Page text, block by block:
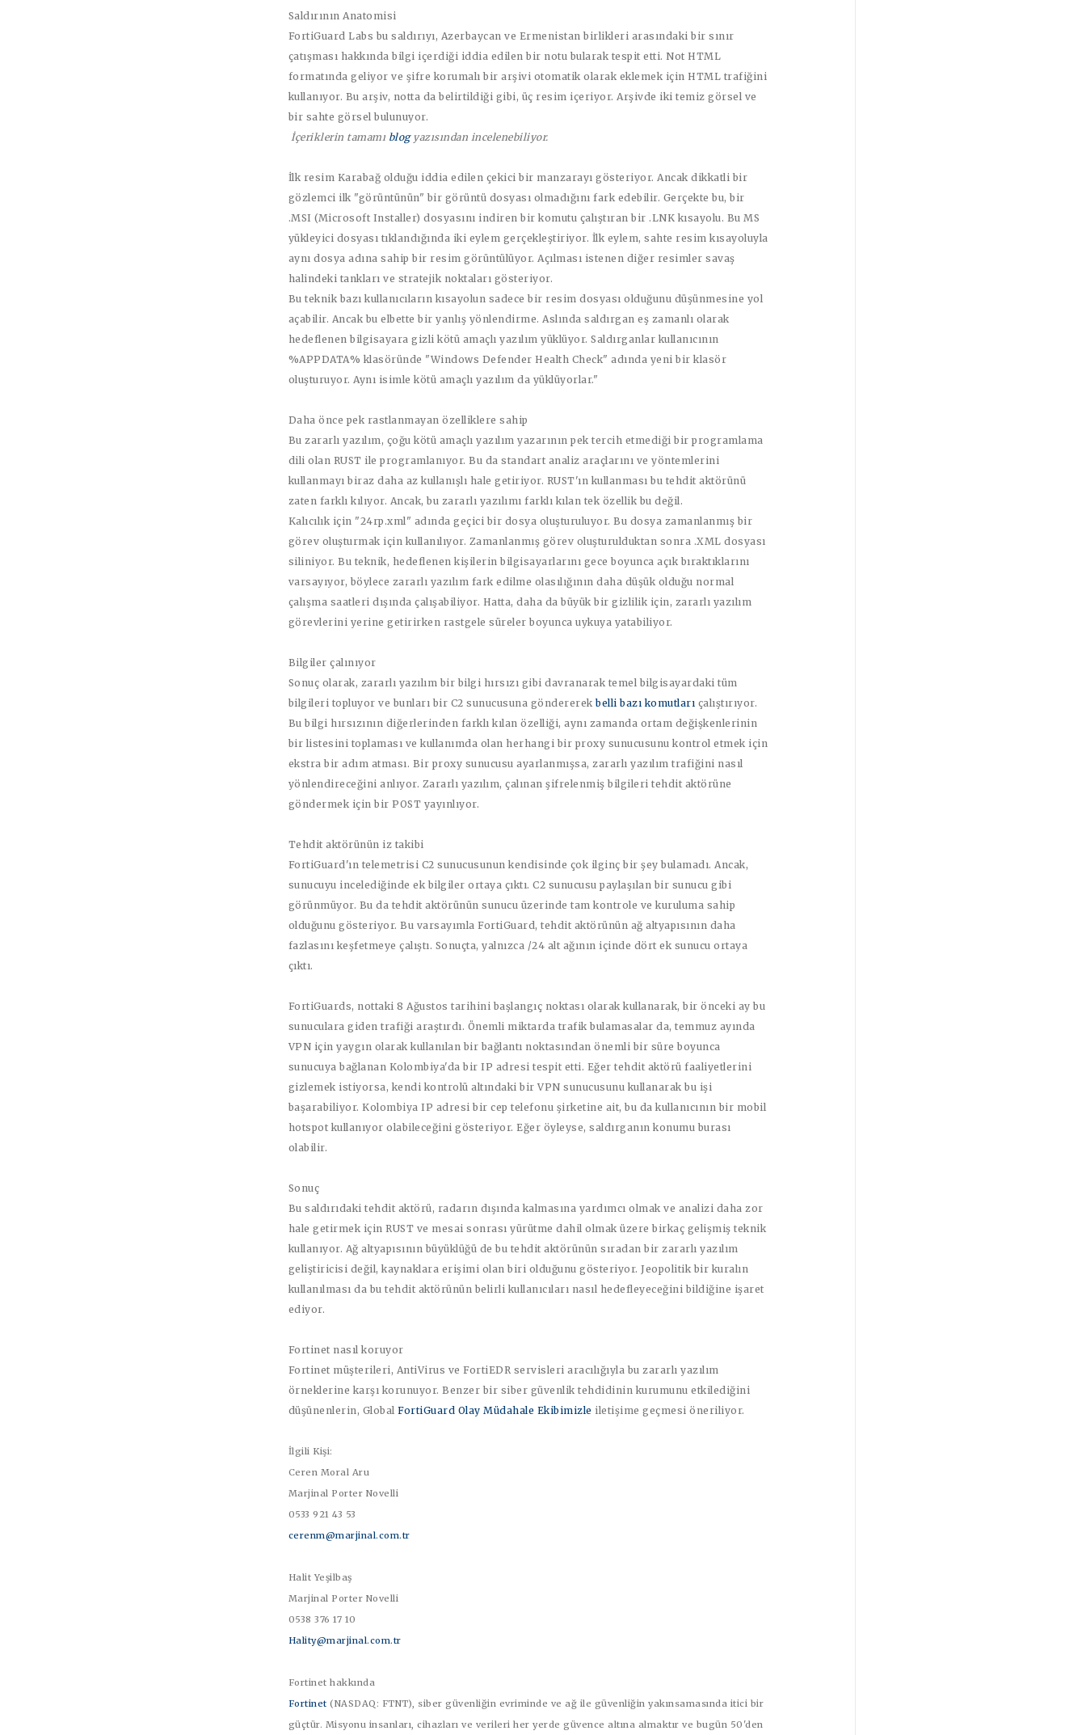
Saldırının Anatomisi
FortiGuard Labs bu saldırıyı, Azerbaycan ve Ermenistan birlikleri arasındaki bir sınır
çatışması hakkında bilgi içerdiği iddia edilen bir notu bularak tespit etti. Not HTML
formatında geliyor ve şifre korumalı bir arşivi otomatik olarak eklemek için HTML trafiğini
kullanıyor. Bu arşiv, notta da belirtildiği gibi, üç resim içeriyor. Arşivde iki temiz görsel ve
bir sahte görsel bulunuyor.
İçeriklerin tamamı blogyazısından incelenebiliyor.
İlk resim Karabağ olduğu iddia edilen çekici bir manzarayı gösteriyor. Ancak dikkatli bir
gözlemci ilk "görüntünün" bir görüntü dosyası olmadığını fark edebilir. Gerçekte bu, bir
.MSI (Microsoft Installer) dosyasını indiren bir komutu çalıştıran bir .LNK kısayolu. Bu MS
yükleyici dosyası tıklandığında iki eylem gerçekleştiriyor. İlk eylem, sahte resim kısayoluyla
aynı dosya adına sahip bir resim görüntülüyor. Açılması istenen diğer resimler savaş
halindeki tankları ve stratejik noktaları gösteriyor.
Bu teknik bazı kullanıcıların kısayolun sadece bir resim dosyası olduğunu düşünmesine yol
açabilir. Ancak bu elbette bir yanlış yönlendirme. Aslında saldırgan eş zamanlı olarak
hedeflenen bilgisayara gizli kötü amaçlı yazılım yüklüyor. Saldırganlar kullanıcının
%APPDATA% klasöründe "Windows Defender Health Check" adında yeni bir klasör
oluşturuyor. Aynı isimle kötü amaçlı yazılım da yüklüyorlar."
Daha önce pek rastlanmayan özelliklere sahip
Bu zararlı yazılım, çoğu kötü amaçlı yazılım yazarının pek tercih etmediği bir programlama
dili olan RUST ile programlanıyor. Bu da standart analiz araçlarını ve yöntemlerini
kullanmayı biraz daha az kullanışlı hale getiriyor. RUST'ın kullanması bu tehdit aktörünü
zaten farklı kılıyor. Ancak, bu zararlı yazılımı farklı kılan tek özellik bu değil.
Kalıcılık için "24rp.xml" adında geçici bir dosya oluşturuluyor. Bu dosya zamanlanmış bir
görev oluşturmak için kullanılıyor. Zamanlanmış görev oluşturulduktan sonra .XML dosyası
siliniyor. Bu teknik, hedeflenen kişilerin bilgisayarlarını gece boyunca açık bıraktıklarını
varsayıyor, böylece zararlı yazılım fark edilme olasılığının daha düşük olduğu normal
çalışma saatleri dışında çalışabiliyor. Hatta, daha da büyük bir gizlilik için, zararlı yazılım
görevlerini yerine getirirken rastgele süreler boyunca uykuya yatabiliyor.
Bilgiler çalınıyor
Sonuç olarak, zararlı yazılım bir bilgi hırsızı gibi davranarak temel bilgisayardaki tüm
bilgileri topluyor ve bunları bir C2 sunucusuna göndererekbelli bazı komutları çalıştırıyor.
Bu bilgi hırsızının diğerlerinden farklı kılan özelliği, aynı zamanda ortam değişkenlerinin
bir listesini toplaması ve kullanımda olan herhangi bir proxy sunucusunu kontrol etmek için
ekstra bir adım atması. Bir proxy sunucusu ayarlanmışsa, zararlı yazılım trafiğini nasıl
yönlendireceğini anlıyor. Zararlı yazılım, çalınan şifrelenmiş bilgileri tehdit aktörüne
göndermek için bir POST yayınlıyor.
Tehdit aktörünün iz takibi
FortiGuard'ın telemetrisi C2 sunucusunun kendisinde çok ilginç bir şey bulamadı. Ancak,
sunucuyu incelediğinde ek bilgiler ortaya çıktı. C2 sunucusu paylaşılan bir sunucu gibi
görünmüyor. Bu da tehdit aktörünün sunucu üzerinde tam kontrole ve kuruluma sahip
olduğunu gösteriyor. Bu varsayımla FortiGuard, tehdit aktörünün ağ altyapısının daha
fazlasını keşfetmeye çalıştı. Sonuçta, yalnızca /24 alt ağının içinde dört ek sunucu ortaya
çıktı.
FortiGuards, nottaki 8 Ağustos tarihini başlangıç noktası olarak kullanarak, bir önceki ay bu
sunuculara giden trafiği araştırdı. Önemli miktarda trafik bulamasalar da, temmuz ayında
VPN için yaygın olarak kullanılan bir bağlantı noktasından önemli bir süre boyunca
sunucuya bağlanan Kolombiya'da bir IP adresi tespit etti. Eğer tehdit aktörü faaliyetlerini
gizlemek istiyorsa, kendi kontrolü altındaki bir VPN sunucusunu kullanarak bu işi
başarabiliyor. Kolombiya IP adresi bir cep telefonu şirketine ait, bu da kullanıcının bir mobil
hotspot kullanıyor olabileceğini gösteriyor. Eğer öyleyse, saldırganın konumu burası
olabilir.
Sonuç
Bu saldırıdaki tehdit aktörü, radarın dışında kalmasına yardımcı olmak ve analizi daha zor
hale getirmek için RUST ve mesai sonrası yürütme dahil olmak üzere birkaç gelişmiş teknik
kullanıyor. Ağ altyapısının büyüklüğü de bu tehdit aktörünün sıradan bir zararlı yazılım
geliştiricisi değil, kaynaklara erişimi olan biri olduğunu gösteriyor. Jeopolitik bir kuralın
kullanılması da bu tehdit aktörünün belirli kullanıcıları nasıl hedefleyeceğini bildiğine işaret
ediyor.
Fortinet nasıl koruyor
Fortinet müşterileri, AntiVirus ve FortiEDR servisleri aracılığıyla bu zararlı yazılım
örneklerine karşı korunuyor. Benzer bir siber güvenlik tehdidinin kurumunu etkilediğini
düşünenlerin, Global FortiGuard Olay Müdahale Ekibimizle iletişime geçmesi öneriliyor.
İlgili Kişi:
Ceren Moral Aru
Marjinal Porter Novelli
0533 921 43 53
cerenm@marjinal.com.tr
Halit Yeşilbaş
Marjinal Porter Novelli
0538 376 17 10
Hality@marjinal.com.tr
Fortinet hakkında
Fortinet (NASDAQ: FTNT), siber güvenliğin evriminde ve ağ ile güvenliğin yakınsamasında itici bir
güçtür. Misyonu insanları, cihazları ve verileri her yerde güvence altına almaktır ve bugün 50'den